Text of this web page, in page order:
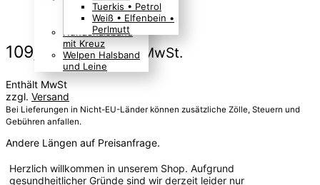
Boho Indianer
Hippie Look
Hundehalsband
mit Kreuz
Welpen Halsband
und Leine
Tuerkis • Petrol
Weiß • Elfenbein •
Perlmutt
109,00 € Preis inkl. MwSt.
Enthält MwSt
zzgl. Versand
Bei Lieferungen in Nicht-EU-Länder können zusätzliche Zölle, Steuern und
Gebühren anfallen.
Andere Längen auf Preisanfrage.
Herzlich willkommen in unserem Shop. Aufgrund
gesundheitlicher Gründe sind wir derzeit leider nur